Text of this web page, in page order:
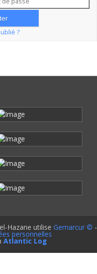
?
Hazane utilise Gemarcur © -
personnelles
Atlantic Log